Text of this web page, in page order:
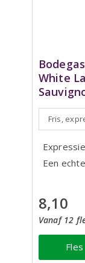
White
Fris,
Een
8,10
Vanaf 12
Fles